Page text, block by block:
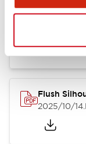
Flush
Flush
2025/10/14